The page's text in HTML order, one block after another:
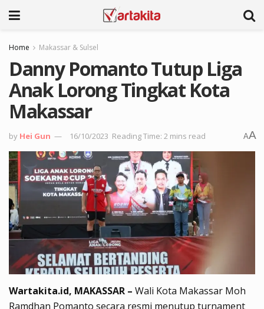
Home Makassar & Sulsel
Danny Pomanto Tutup Liga
Anak Lorong Tingkat Kota
Makassar
by Hei Gun 16/10/2023 Reading Time: 2 mins read AA
Wartakita.id, MAKASSAR – Wali Kota Makassar Moh
Ramdhan Pomanto secara resmi menutup turnament